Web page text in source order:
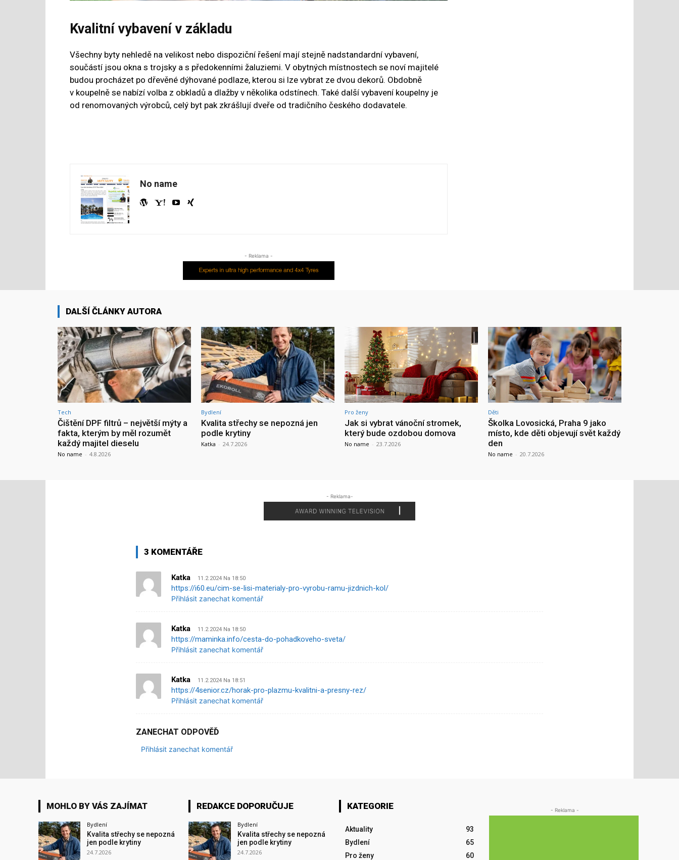
Kvalitní vybavení v základu
Všechny byty nehledě na velikost nebo dispoziční řešení mají stejně nadstandardní vybavení,
součástí jsou okna s trojsky a s předokenními žaluziemi. V obytných místnostech se noví majitelé
budou procházet po dřevěné dýhované podlaze, kterou si lze vybrat ze dvou dekorů. Obdobně
v koupelně se nabízí volba z obkladů a dlažby v několika odstínech. Také další vybavení koupelny je
od renomovaných výrobců, celý byt pak zkrášlují dveře od tradičního českého dodavatele.
No name
- Reklama -
DALŠÍ ČLÁNKY AUTORA
Tech
Čištění DPF filtrů – největší mýty a
fakta, kterým by měl rozumět
každý majitel dieselu
No name - 4.8.2026
Bydlení
Kvalita střechy se nepozná jen
podle krytiny
Katka - 24.7.2026
Pro ženy
Jak si vybrat vánoční stromek,
který bude ozdobou domova
No name - 23.7.2026
Děti
Školka Lovosická, Praha 9 jako
místo, kde děti objevují svět každý
den
No name - 20.7.2026
- Reklama-
3 KOMENTÁŘE
Katka 11.2.2024 Na 18:50
https://i60.eu/cim-se-lisi-materialy-pro-vyrobu-ramu-jizdnich-kol/
Přihlásit zanechat komentář
Katka 11.2.2024 Na 18:50
https://maminka.info/cesta-do-pohadkoveho-sveta/
Přihlásit zanechat komentář
Katka 11.2.2024 Na 18:51
https://4senior.cz/horak-pro-plazmu-kvalitni-a-presny-rez/
Přihlásit zanechat komentář
ZANECHAT ODPOVĚĎ
Přihlásit zanechat komentář
MOHLO BY VÁS ZAJÍMAT
Bydlení
Kvalita střechy se nepozná
jen podle krytiny
24.7.2026
REDAKCE DOPORUČUJE
Bydlení
Kvalita střechy se nepozná
jen podle krytiny
24.7.2026
KATEGORIE
Aktuality
93
Bydlení
65
Pro ženy
60
- Reklama -